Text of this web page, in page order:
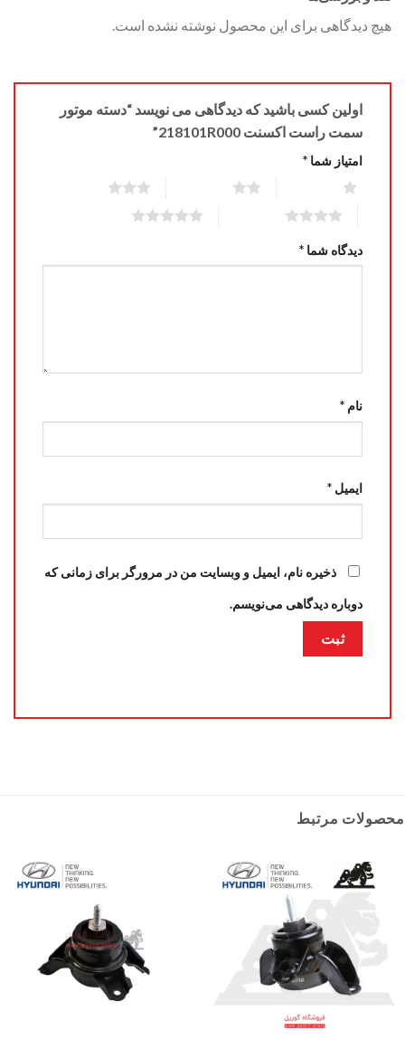
هیچ دیدگاهی برای این محصول نوشته نشده است.
اولین کسی باشید که دیدگاهی می نویسد “دسته موتور
سمت راست اکسنت 218101R000”
امتیاز شما *
دیدگاه شما *
نام *
ایمیل *
ذخیره نام، ایمیل و وبسایت من در مرورگر برای زمانی که
دوباره دیدگاهی می‌نویسم.
محصولات مرتبط